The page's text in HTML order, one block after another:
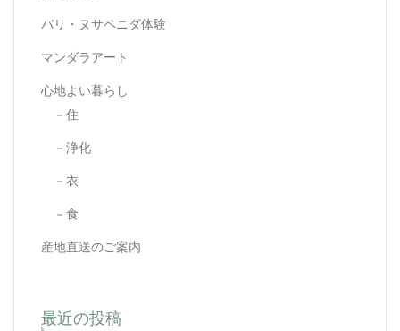
バリ・ヌサペニダ体験
マンダラアート
心地よい暮らし
－住
－浄化
－衣
－食
産地直送のご案内
最近の投稿